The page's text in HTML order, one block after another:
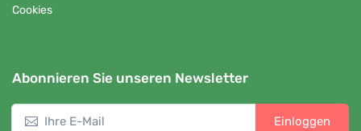
Cookies
Abonnieren Sie unseren Newsletter
Einloggen